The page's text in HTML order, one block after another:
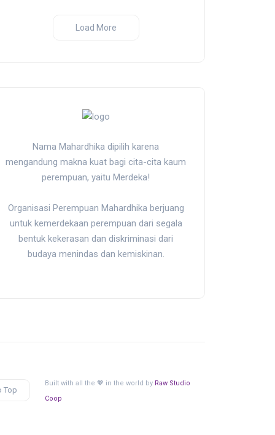
Load More
Nama Mahardhika dipilih karena
mengandung makna kuat bagi cita-cita kaum
perempuan, yaitu Merdeka!
Organisasi Perempuan Mahardhika berjuang
untuk kemerdekaan perempuan dari segala
bentuk kekerasan dan diskriminasi dari
budaya menindas dan kemiskinan.
Top
Built with all the 💖 in the world by Raw Studio
Coop